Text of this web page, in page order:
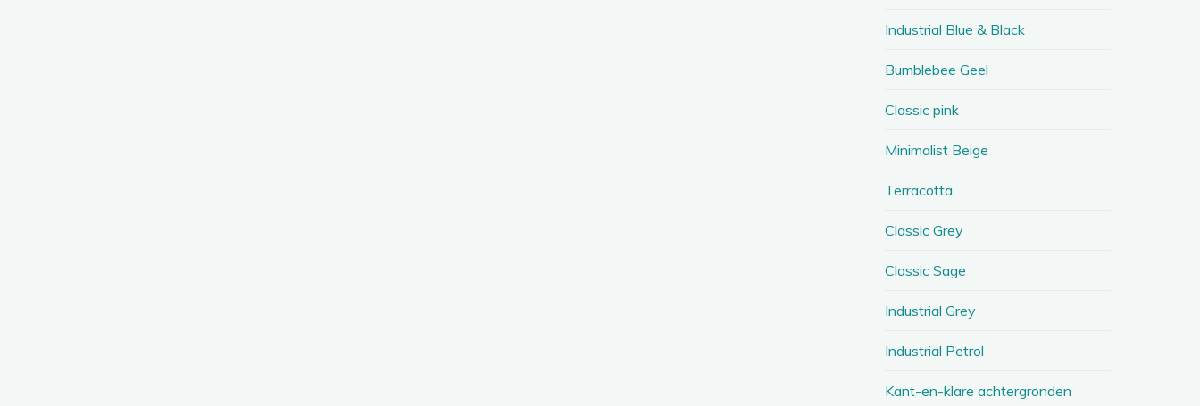
Industrial Blue & Black
Bumblebee Geel
Classic pink
Minimalist Beige
Terracotta
Classic Grey
Classic Sage
Industrial Grey
Industrial Petrol
Kant-en-klare achtergronden